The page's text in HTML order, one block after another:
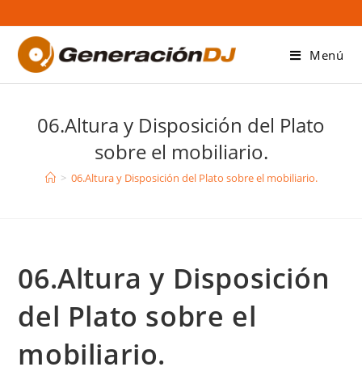
al
contenido
Menú
06.Altura y Disposición del Plato
sobre el mobiliario.
> 06.Altura y Disposición del Plato sobre el mobiliario.
06.Altura y Disposición
del Plato sobre el
mobiliario.